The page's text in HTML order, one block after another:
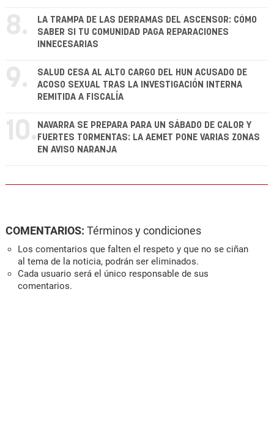
8.
LA TRAMPA DE LAS DERRAMAS DEL ASCENSOR: CÓMO
SABER SI TU COMUNIDAD PAGA REPARACIONES
INNECESARIAS
9.
SALUD CESA AL ALTO CARGO DEL HUN ACUSADO DE
ACOSO SEXUAL TRAS LA INVESTIGACIÓN INTERNA
REMITIDA A FISCALÍA
10. NAVARRA SE PREPARA PARA UN SÁBADO DE CALOR Y
FUERTES TORMENTAS: LA AEMET PONE VARIAS ZONAS
EN AVISO NARANJA
COMENTARIOS: Términos y condiciones
Los comentarios que falten el respeto y que no se ciñan
al tema de la noticia, podrán ser eliminados.
Cada usuario será el único responsable de sus
comentarios.